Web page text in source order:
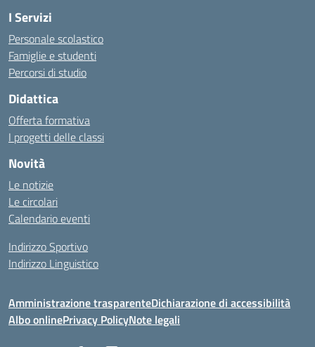
I Servizi
Personale scolastico
Famiglie e studenti
Percorsi di studio
Didattica
Offerta formativa
I progetti delle classi
Novità
Le notizie
Le circolari
Calendario eventi
Indirizzo Sportivo
Indirizzo Linguistico
Amministrazione trasparenteDichiarazione di accessibilità
Albo onlinePrivacy PolicyNote legali